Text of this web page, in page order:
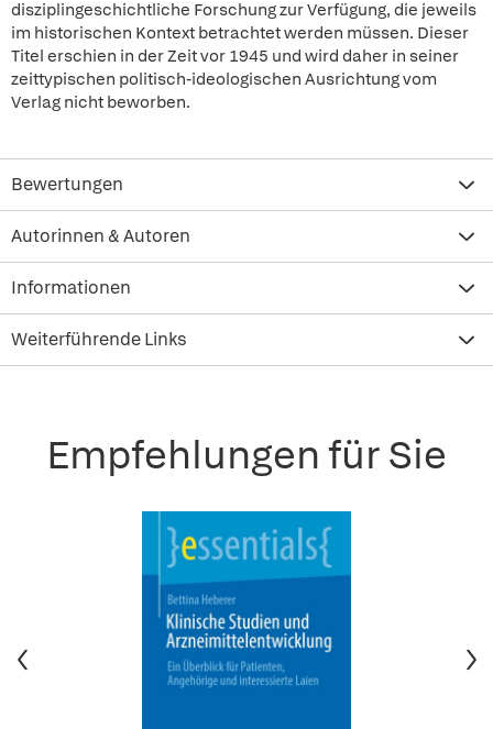
disziplingeschichtliche Forschung zur Verfügung, die jeweils
im historischen Kontext betrachtet werden müssen. Dieser
Titel erschien in der Zeit vor 1945 und wird daher in seiner
zeittypischen politisch-ideologischen Ausrichtung vom
Verlag nicht beworben.
Bewertungen
Autorinnen & Autoren
Informationen
Weiterführende Links
Empfehlungen für Sie